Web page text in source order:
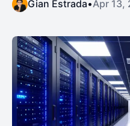
Gian Estrada•Apr 13,